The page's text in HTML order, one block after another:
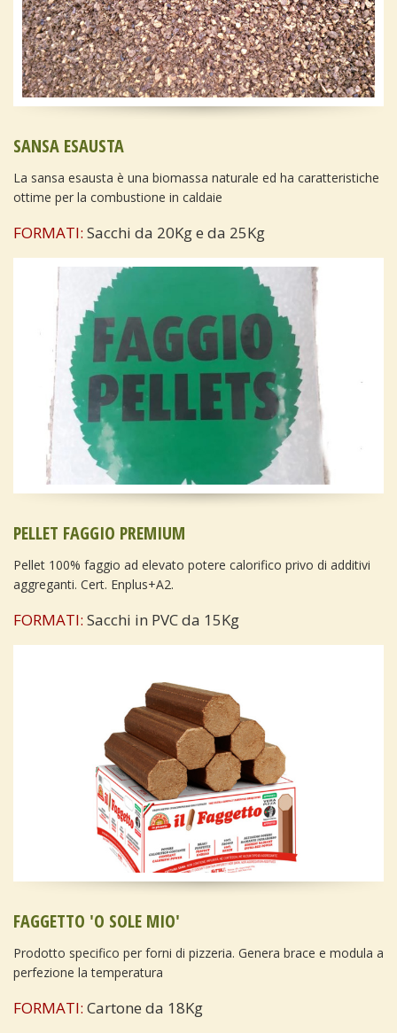
SANSA ESAUSTA
La sansa esausta è una biomassa naturale ed ha caratteristiche
ottime per la combustione in caldaie
FORMATI: Sacchi da 20Kg e da 25Kg
PELLET FAGGIO PREMIUM
Pellet 100% faggio ad elevato potere calorifico privo di additivi
aggreganti. Cert. Enplus+A2.
FORMATI: Sacchi in PVC da 15Kg
FAGGETTO 'O SOLE MIO'
Prodotto specifico per forni di pizzeria. Genera brace e modula a
perfezione la temperatura
FORMATI: Cartone da 18Kg